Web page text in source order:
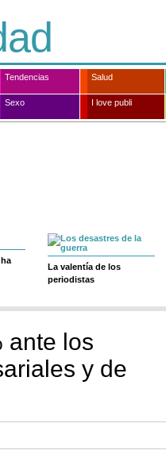
Tendencias Salud
Sexo I love publi
La valentía de los
periodistas
ante los
y de